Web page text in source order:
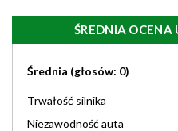
ŚREDNIA
Średnia (głosów: 0)
Trwałość silnika
Niezawodność auta